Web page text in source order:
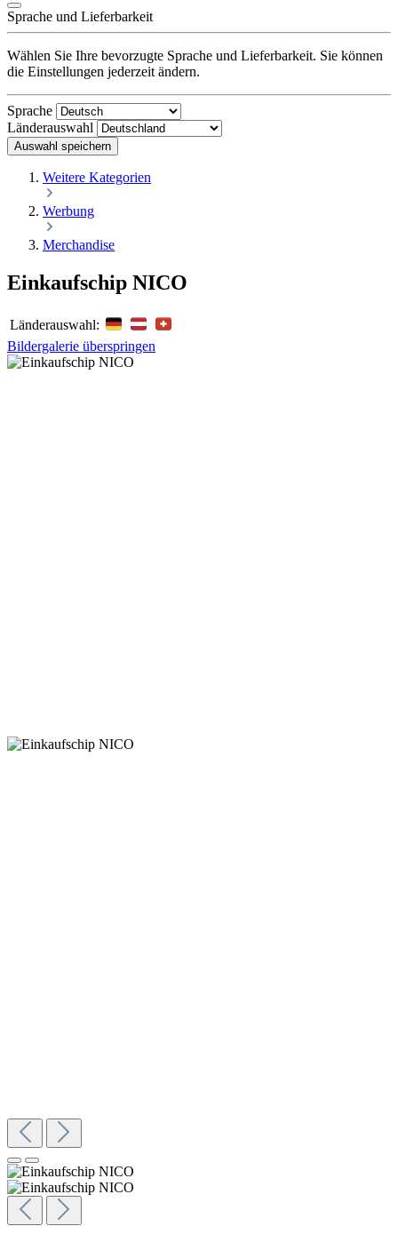
Sprache und Lieferbarkeit
Wählen Sie Ihre bevorzugte Sprache und Lieferbarkeit. Sie können
die Einstellungen jederzeit ändern.
Sprache
Länderauswahl
Auswahl speichern
Weitere Kategorien
Werbung
Merchandise
Einkaufschip NICO
Länderauswahl:
Bildergalerie überspringen